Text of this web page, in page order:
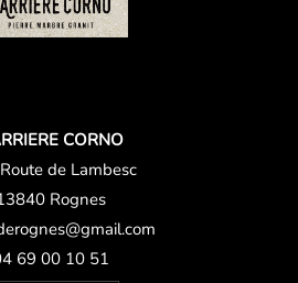
CORNO
de Lambesc
Rognes
69 00 10 51